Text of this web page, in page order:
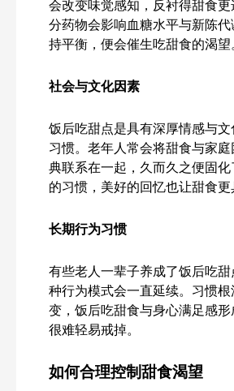
会改变味觉感知，反衬得甜食
分药物会影响血糖水平与新陈
持平衡，便会催生吃甜食的渴望
社会与文化因素
饭后吃甜点是具有深厚情感与
习惯。老年人常会将甜食与家
典联系在一起，久而久之便固
的习惯，美好的回忆也让甜食更
长期行为习惯
有些老人一辈子养成了饭后吃
种行为模式会一直延续。习惯
变，饭后吃甜食与身心满足感形
很难轻易戒掉。
如何合理控制甜食渴望